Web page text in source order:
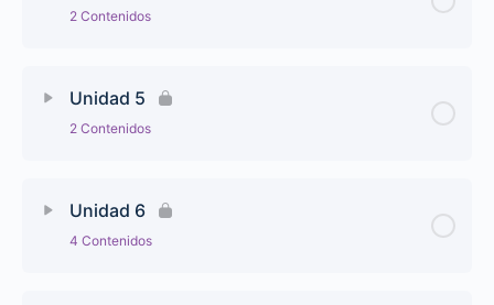
2 Contenidos
Unidad 5
2 Contenidos
Unidad 6
4 Contenidos